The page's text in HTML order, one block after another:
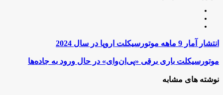
انتشار
ماهه
موتورسیکلت
اروپا
انتشار آمار 9 ماهه موتورسیکلت اروپا در سال 2024
موتورسیکلت
برقی
«پی‌ان‌وای»
موتورسیکلت باری برقی «پی‌ان‌وای» در حال ورود به جاده‌ها
نوشته های مشابه